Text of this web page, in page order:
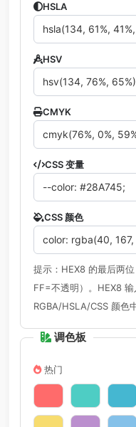
HSLA
HSV
CMYK
CSS 变量
CSS 颜色
提示：HEX8 的最后两
FF=不透明）。HEX8
RGBA/HSLA/CSS 颜色
调色板
热门